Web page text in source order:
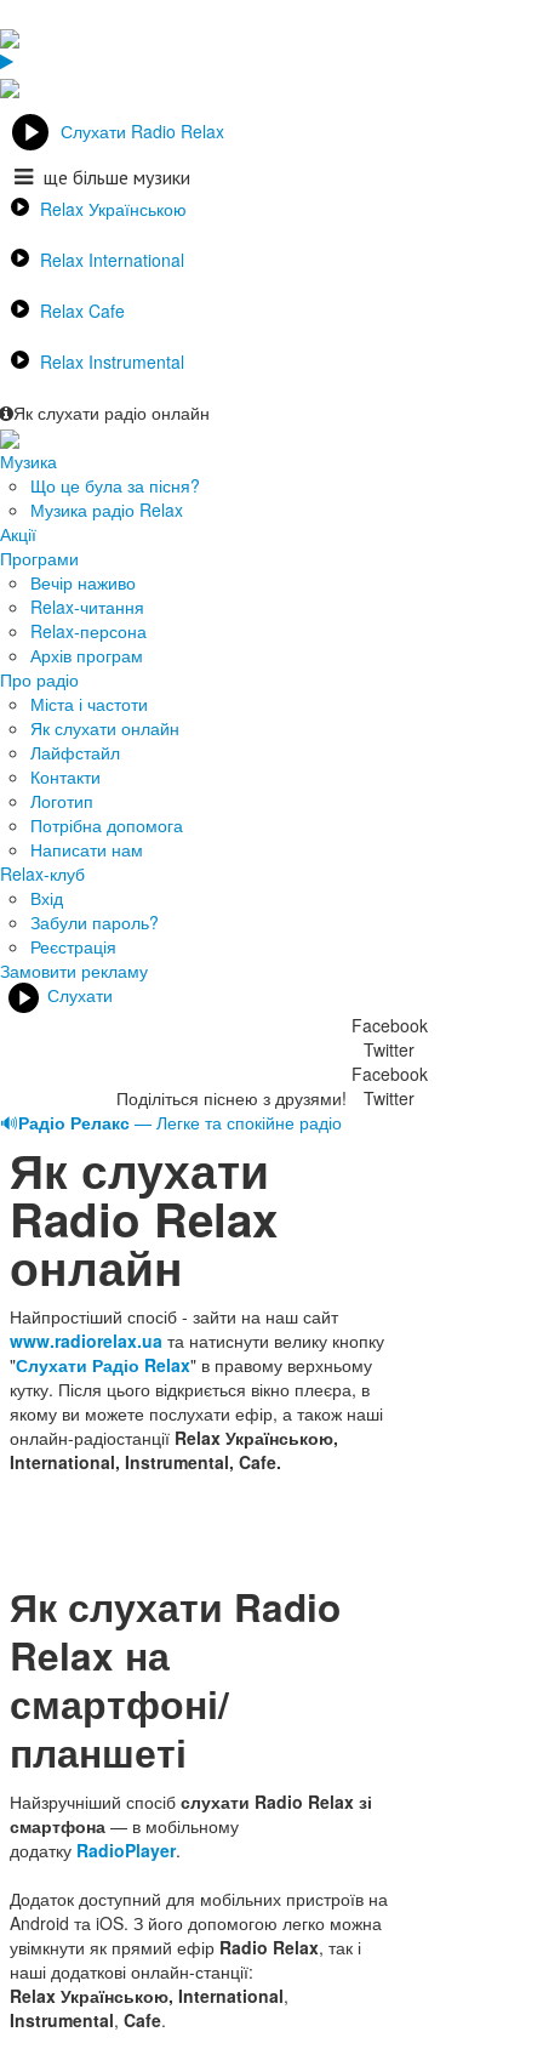
Слухати Radio Relax
ще більше музики
Relax Українською
Relax International
Relax Cafe
Relax Instrumental
Як слухати радіо онлайн
Музика
Що це була за пісня?
Музика радіо Relax
Акції
Програми
Вечір наживо
Relax-читання
Relax-персона
Архів програм
Про радіо
Міста і частоти
Як слухати онлайн
Лайфстайл
Контакти
Логотип
Потрібна допомога
Написати нам
Relax-клуб
Вхід
Забули пароль?
Реєстрація
Замовити рекламу
Слухати
Поділіться піснею з друзями!
Facebook
Twitter
Facebook
Twitter
🔊Радіо Релакс — Легке та спокійне радіо
Як слухати
Radio Relax
онлайн
Найпростіший спосіб - зайти на наш сайт
www.radiorelax.ua та натиснути велику кнопку
"Слухати Радіо Relax" в правому верхньому
кутку. Після цього відкриється вікно плеєра, в
якому ви можете послухати ефір, а також наші
онлайн-радіостанції Relax Українською,
International, Instrumental, Cafe.
Як слухати Radio
Relax на
смартфоні/
планшеті
Найзручніший спосіб слухати Radio Relax зі
смартфона — в мобільному
додатку RadioPlayer.
Додаток доступний для мобільних пристроїв на
Android та iOS. З його допомогою легко можна
увімкнути як прямий ефір Radio Relax, так і
наші додаткові онлайн-станції:
Relax Українською, International,
Instrumental, Cafe.